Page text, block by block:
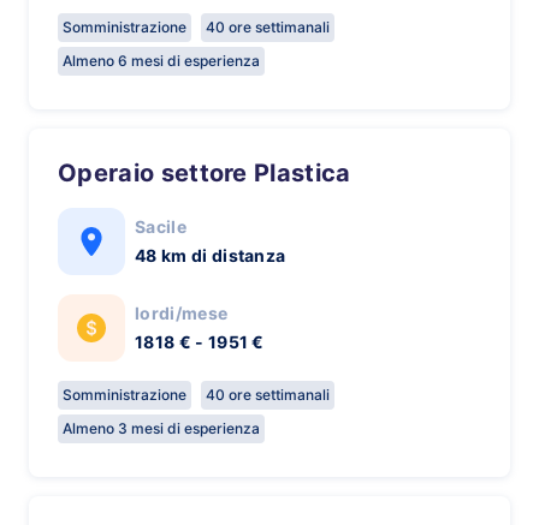
Somministrazione
40 ore settimanali
Almeno 6 mesi di esperienza
Operaio settore Plastica
Sacile
48 km di distanza
lordi/mese
1818 € - 1951 €
Somministrazione
40 ore settimanali
Almeno 3 mesi di esperienza